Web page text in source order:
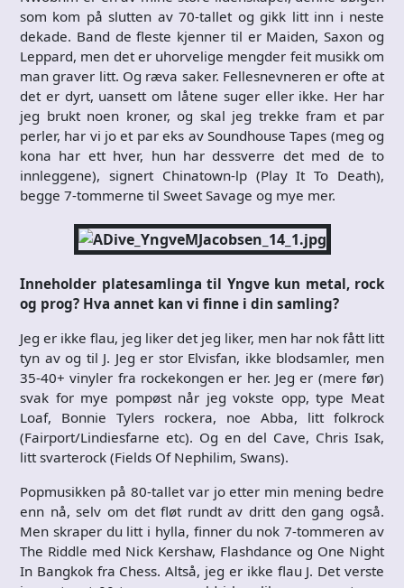
som kom på slutten av 70-tallet og gikk litt inn i neste
dekade. Band de fleste kjenner til er Maiden, Saxon og
Leppard, men det er uhorvelige mengder feit musikk om
man graver litt. Og ræva saker. Fellesnevneren er ofte at
det er dyrt, uansett om låtene suger eller ikke. Her har
jeg brukt noen kroner, og skal jeg trekke fram et par
perler, har vi jo et par eks av Soundhouse Tapes (meg og
kona har ett hver, hun har dessverre det med de to
innleggene), signert Chinatown-lp (Play It To Death),
begge 7-tommerne til Sweet Savage og mye mer.
Inneholder platesamlinga til Yngve kun metal, rock
og prog? Hva annet kan vi finne i din samling?
Jeg er ikke flau, jeg liker det jeg liker, men har nok fått litt
tyn av og til J. Jeg er stor Elvisfan, ikke blodsamler, men
35-40+ vinyler fra rockekongen er her. Jeg er (mere før)
svak for mye pompøst når jeg vokste opp, type Meat
Loaf, Bonnie Tylers rockera, noe Abba, litt folkrock
(Fairport/Lindiesfarne etc). Og en del Cave, Chris Isak,
litt svarterock (Fields Of Nephilim, Swans).
Popmusikken på 80-tallet var jo etter min mening bedre
enn nå, selv om det fløt rundt av dritt den gang også.
Men skraper du litt i hylla, finner du nok 7-tommeren av
The Riddle med Nick Kershaw, Flashdance og One Night
In Bangkok fra Chess. Altså, jeg er ikke flau J. Det verste